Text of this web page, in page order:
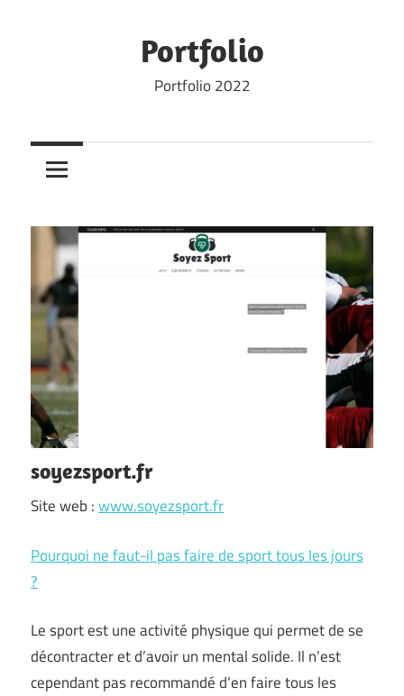
Portfolio
Portfolio 2022
soyezsport.fr
Site web :www.soyezsport.fr
Pourquoi ne faut-il pas faire de sport tous les jours
?
Le sport est une activité physique qui permet de se
décontracter et d’avoir un mental solide. Il n’est
cependant pas recommandé d’en faire tous les